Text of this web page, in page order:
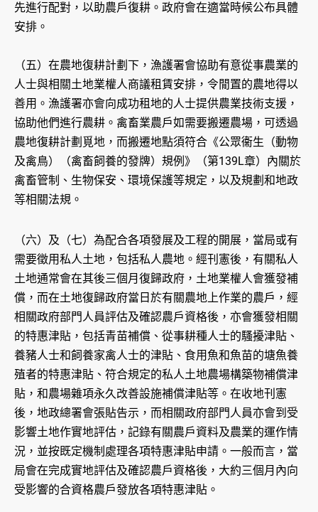
先進行配對，以助農戶復耕。政府會在適當時候公布具體
安排。
（五）在農地復耕計劃下，漁護署會協助有意從事農業的
人士與相關土地業權人商議租賃安排，令閒置的農地得以
善用。漁護署亦會向成功租地的人士提供農業技術支援，
協助他們進行農耕。禽畜業農戶如需要搬遷農場，可透過
農地復耕計劃覓地，而搬遷地點須符合《公眾衞生（動物
及禽鳥）（禽畜飼養的發牌）規例》（第139L章）內關於
禽畜管制、生物保安、環境保護等規定，以及規劃和地政
等相關法規。
（六）及（七）為配合各項發展及工程的開展，當局或有
需要徵用私人土地，包括私人農地。經刊憲後，有關私人
土地通常會在其後三個月復歸政府，土地業權人會獲發補
償，而在土地復歸政府當日於有關農地上作業的農戶，經
相關政府部門人員評估及確認農戶資格後，亦會獲發相關
的特惠津貼，包括青苗補償、從事耕種人士的騷擾津貼、
養豬人士和飼養家禽人士的津貼、食用魚和魚苗的塘魚養
殖者的特惠津貼、符合規定的私人土地農場構築物補償津
貼，和農場雜項永久改善設施補償津貼等。在收地刊憲
後，地政總署會張貼告示，而相關政府部門人員亦會到受
影響土地作實地評估，記錄有關農戶資料及農業的運作情
況，並按既定機制處理各項特惠津貼申請。一般而言，當
局會在完成實地評估及確認農戶資格後，大約三個月內向
受影響的合資格農戶發放各項特惠津貼。